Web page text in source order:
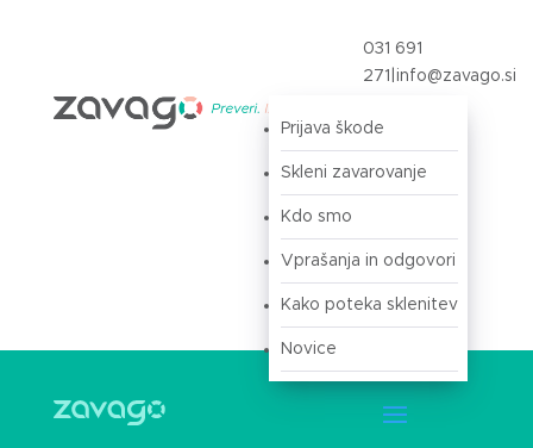
031 691
271 info@zavago.si
Prijava škode
Skleni zavarovanje
Kdo smo
Vprašanja in odgovori
Kako poteka sklenitev
Novice